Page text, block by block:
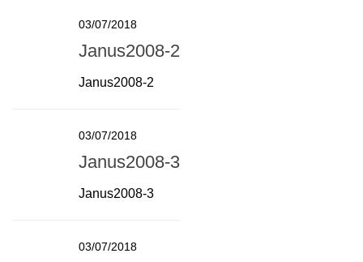
03/07/2018
Janus2008-2
Janus2008-2
03/07/2018
Janus2008-3
Janus2008-3
03/07/2018